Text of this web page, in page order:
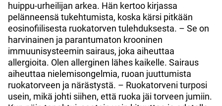
huippu-urheilijan arkea. Hän kertoo kirjassa
pelänneensä tukehtumista, koska kärsi pitkään
eosinofiilisesta ruokatorven tulehduksesta. – Se on
harvinainen ja parantumaton krooninen
immuunisysteemin sairaus, joka aiheuttaa
allergioita. Olen allerginen lähes kaikelle. Sairaus
aiheuttaa nielemisongelmia, ruoan juuttumista
ruokatorveen ja närästystä. – Ruokatorveni turposi
usein, mikä johti siihen, että ruoka jäi torveen jumiin.